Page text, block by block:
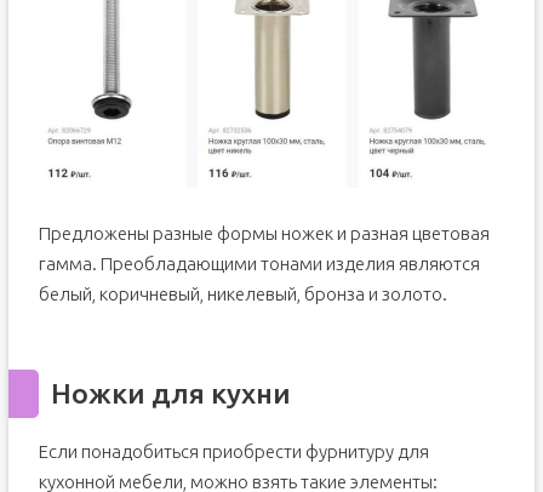
Предложены разные формы ножек и разная цветовая
гамма. Преобладающими тонами изделия являются
белый, коричневый, никелевый, бронза и золото.
Ножки для кухни
Если понадобиться приобрести фурнитуру для
кухонной мебели, можно взять такие элементы: